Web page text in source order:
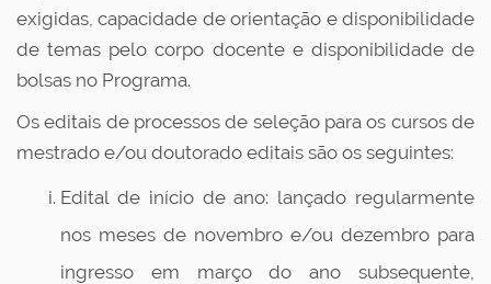
exigidas, capacidade de orientação e disponibilidade
de temas pelo corpo docente e disponibilidade de
bolsas no Programa.
Os editais de processos de seleção para os cursos de
mestrado e/ou doutorado editais são os seguintes:
Edital de início de ano: lançado regularmente
nos meses de novembro e/ou dezembro para
ingresso em março do ano subsequente,